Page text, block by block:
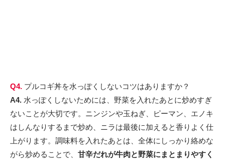
Q4. プルコギ丼を水っぽくしないコツはありますか？
A4. 水っぽくしないためには、野菜を入れたあとに炒めすぎ
ないことが大切です。ニンジンや玉ねぎ、ピーマン、エノキ
はしんなりするまで炒め、ニラは最後に加えると香りよく仕
上がります。調味料を入れたあとは、全体にしっかり絡めな
がら炒めることで、 甘辛だれが牛肉と野菜にまとまりやすく